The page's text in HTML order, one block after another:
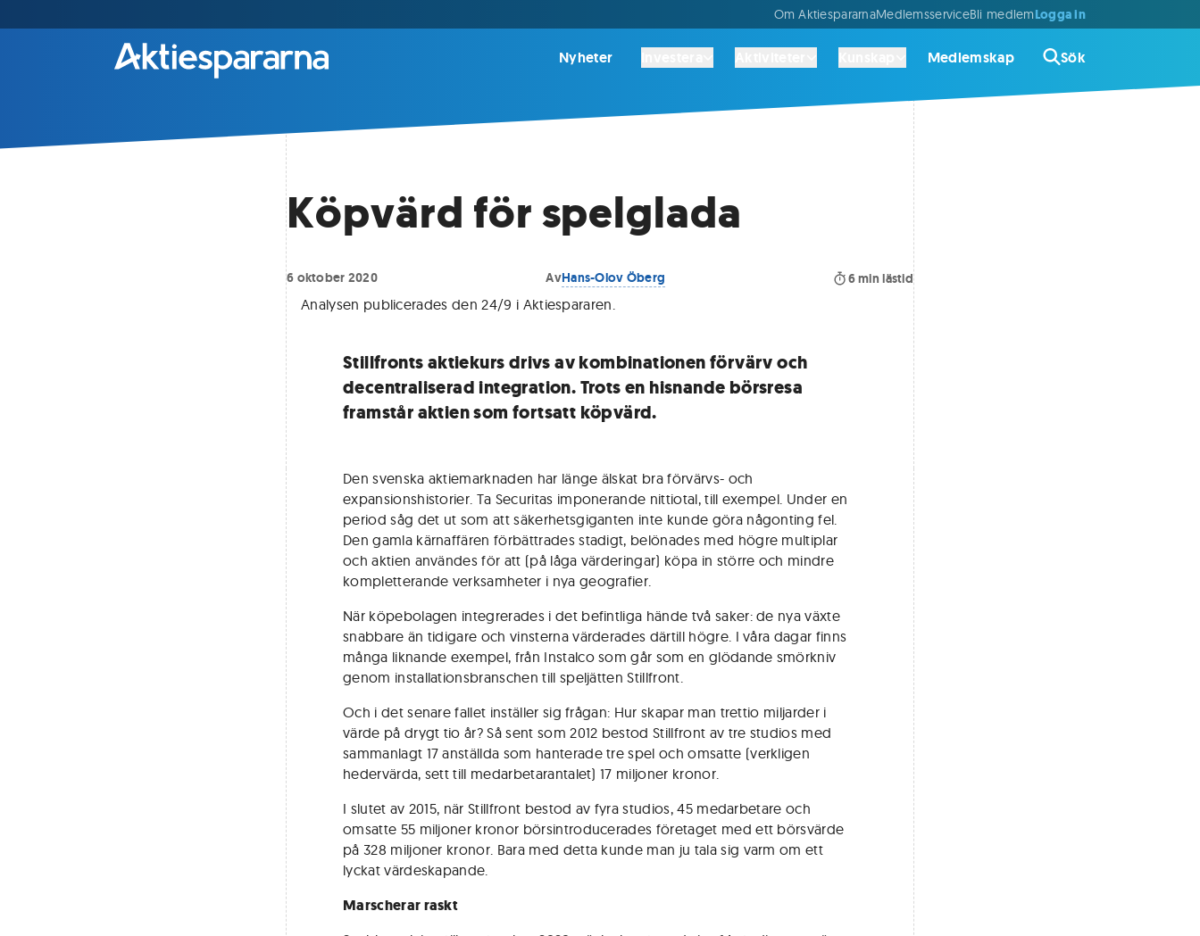
Om AktiespararnaMedlemsserviceBli medlemLogga in
Nyheter Medlemskap Sök
Köpvärd för spelglada
6 oktober 2020 AvHans-Olov Öberg 6min lästid
Analysen publicerades den 24/9 i Aktiespararen.
Stillfronts aktiekurs drivs av kombinationen förvärv och
decentraliserad ­integration. Trots en hisnande börsresa
framstår aktien som fortsatt köpvärd.
Den svenska aktiemarknaden har länge älskat bra förvärvs- och
expansionshistorier. Ta Securitas imponerande nittiotal, till exempel. Under en
period såg det ut som att säkerhetsgiganten inte kunde göra någonting fel.
Den gamla kärnaffären förbättrades stadigt, belönades med högre multiplar
och aktien användes för att (på låga värderingar) köpa in större och mindre
kompletterande verksamheter i nya geografier.
När köpebolagen integrerades i det befintliga hände två saker: de nya växte
snabbare än tidigare och vinsterna värderades därtill högre. I våra dagar finns
många liknande exempel, från Instalco som går som en glödande smörkniv
genom installationsbranschen till speljätten Stillfront.
Och i det senare fallet inställer sig frågan: Hur skapar man trettio miljarder i
värde på drygt tio år? Så sent som 2012 bestod Stillfront av tre studios med
sammanlagt 17 anställda som hanterade tre spel och omsatte (verkligen
hedervärda, sett till medarbetarantalet) 17 miljoner kronor.
I slutet av 2015, när Stillfront bestod av fyra studios, 45 medarbetare och
omsatte 55 miljoner kronor börsintroducerades företaget med ett börsvärde
på 328 miljoner kronor. Bara med detta kunde man ju tala sig varm om ett
lyckat värdeskapande.
Marscherar raskt